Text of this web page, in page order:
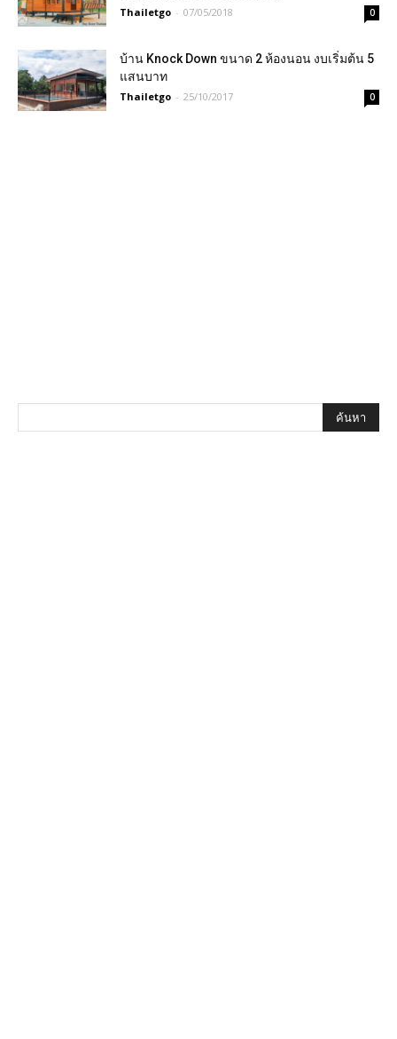
Thailetgo - 07/05/2018 0
บ้าน Knock Down ขนาด 2 ห้องนอน งบเริ่มต้น 5
แสนบาท
Thailetgo - 25/10/2017 0